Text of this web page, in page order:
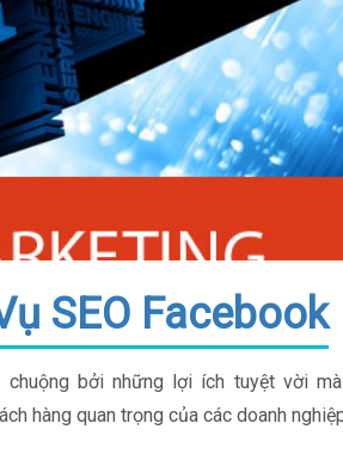
SEO Facebook
bởi những lợi ích tuyệt vời
hàng quan trọng của các doanh